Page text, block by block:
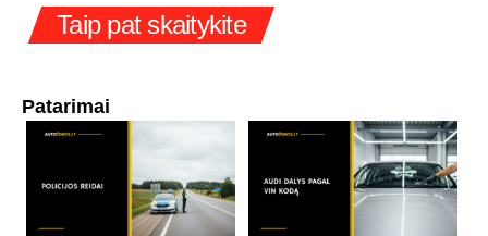
Taip pat skaitykite
Patarimai